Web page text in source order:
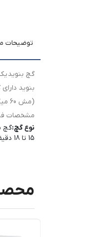
توضیحات
گچ بنوید
(مش 60 میکرون) عرضه می‌شود طبق اطلاعات موجود در دیجی مصالح.
مشخصات
نوع گچ:گچ
15 تا 18 دقیقه طبق اطلاعات موجود در دیجی مصالح